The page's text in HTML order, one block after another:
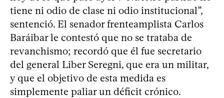
tiene ni odio de clase ni odio institucional”,
sentenció. El senador frenteamplista Carlos
Baráibar le contestó que no se trataba de
revanchismo; recordó que él fue secretario
del general Liber Seregni, que era un militar,
y que el objetivo de esta medida es
simplemente paliar un déficit crónico.